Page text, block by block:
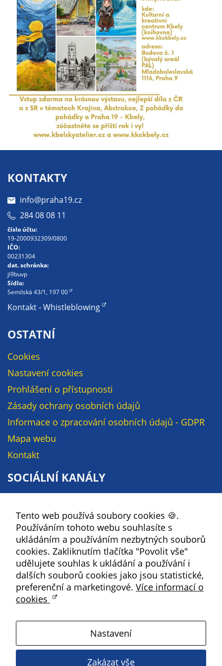
KONTAKTY
info@praha19.cz
284 08 08 11
číslo účtu:
19-2000932309/0800
IČO:
00231304
dat. schránka:
ji9buvp
Sídlo:
Semilská 43/1, 197 00
Kontakt - Whistleblowing
OSTATNÍ
Cookies
Nastavení cookies
Prohlášení o přístupnosti
Zásady ochrany osobních údajů
Informace o zpracování osobních údajů - GDPR
Mapa webu
Kontakt
SOCIÁLNÍ KANÁLY
YouTube
Instagram
RSS
Kbely
Satalice
Tento web používá soubory cookies 🍪.
Používáním tohoto webu souhlasíte s
ukládáním a používáním nezbytných souborů
cookies. Zakliknutím tlačítka "Povolit vše"
udělujete souhlas k ukládání a používání i
dalších souborů cookies jako jsou statistické,
preferenční a marketingové. Více informací o
cookies
Nastavení
Zakázat vše